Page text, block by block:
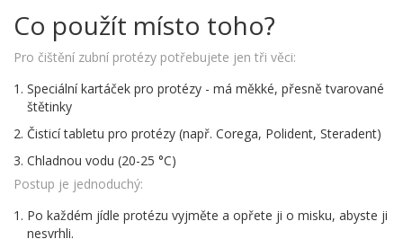
Co použít místo toho?
Pro čištění zubní protézy potřebujete jen tři věci:
Speciální kartáček pro protézy - má měkké, přesně tvarované
štětinky
Čisticí tabletu pro protézy (např. Corega, Polident, Steradent)
Chladnou vodu (20-25 °C)
Postup je jednoduchý:
Po každém jídle protézu vyjměte a opřete ji o misku, abyste ji
nesvrhli.